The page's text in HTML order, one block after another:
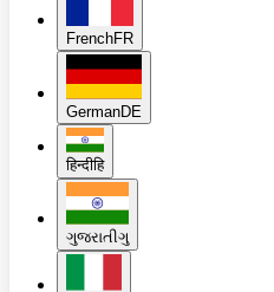
FrenchFR
GermanDE
हिन्दीहि
ગુજરાતીગુ